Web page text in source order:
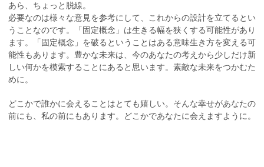
あら、ちょっと脱線。
必要なのは様々な意見を参考にして、これからの設計を立てるとい
うことなのです。「固定概念」は生きる幅を狭くする可能性があり
ます。「固定概念」を破るということはある意味生き方を変える可
能性もあります。豊かな未来は、今のあなたの考えから少しだけ新
しい何かを模索することにあると思います。素敵な未来をつかむた
めに。
どこかで誰かに会えることはとても嬉しい。そんな幸せがあなたの
前にも、私の前にもあります。どこかであなたに会えますように。